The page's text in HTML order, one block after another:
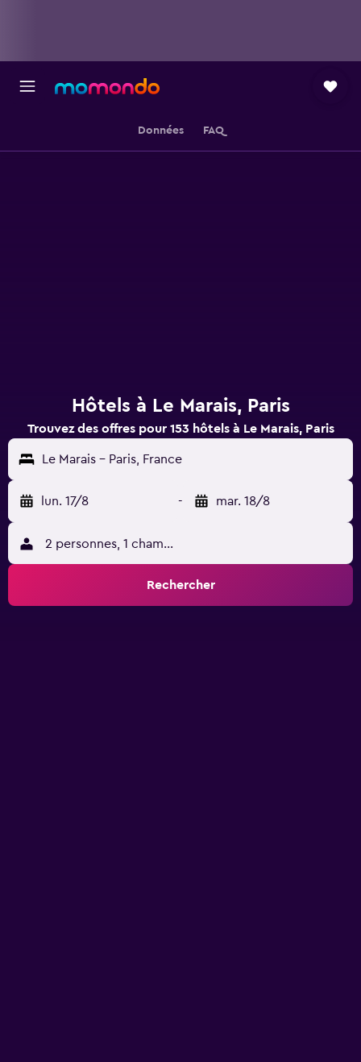
Données FAQ
Hôtels à Le Marais, Paris
Trouvez des offres pour 153 hôtels à Le Marais, Paris
Le Marais - Paris, France
lun. 17/8 - mar. 18/8
2 personnes, 1 chambre
Rechercher